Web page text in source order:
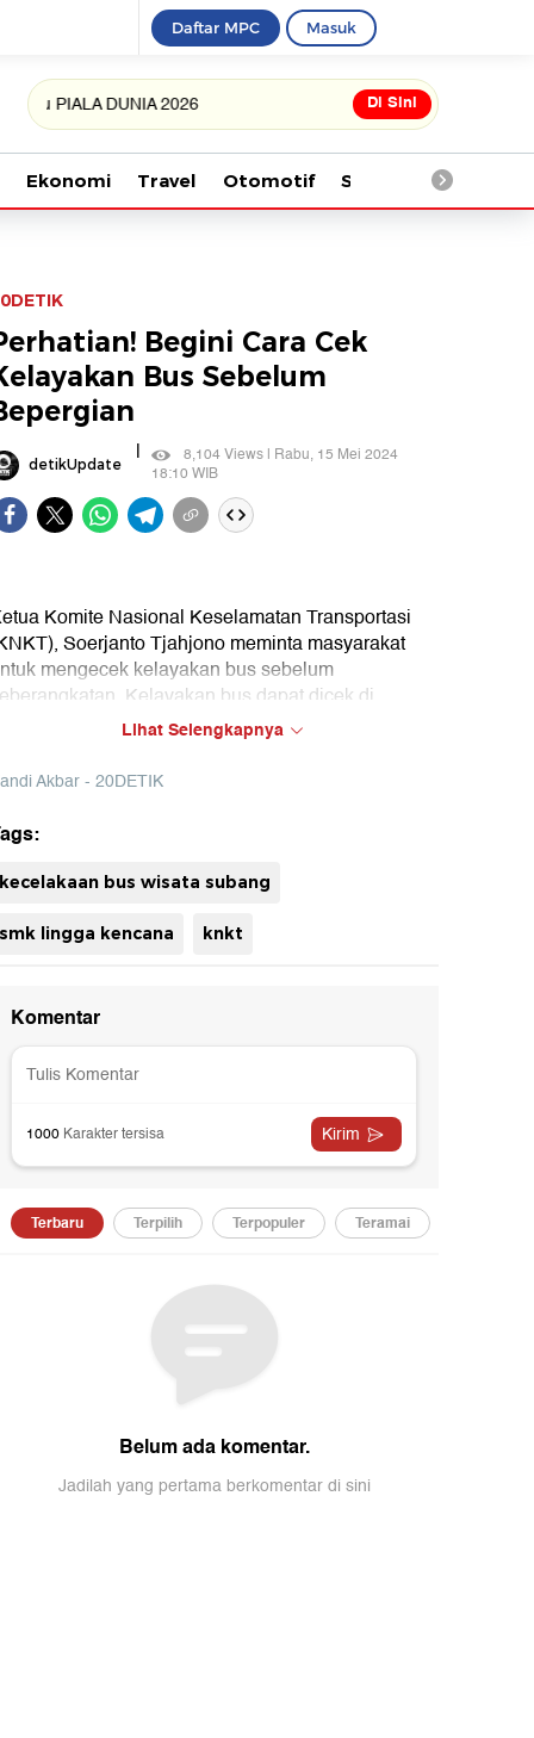
Daftar MPC Masuk
DUNIA 2026 Di Sini
Ekonomi Travel Otomotif Saintek
Begini Cara Cek
Bus Sebelum
detikUpdate |
8,104 Views | Rabu, 15 Mei 2024
18:10 WIB
Komite Nasional Keselamatan Transportasi
Soerjanto Tjahjono meminta masyarakat
mengecek kelayakan bus sebelum
Kelayakan bus dapat dicek di
aplikasi mitra darat.Lihat Selengkapnya
Akbar - 20DETIK
kecelakaan bus wisata subang
smk lingga kencana knkt